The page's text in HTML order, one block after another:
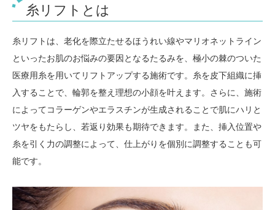
糸リフトとは
糸リフトは、老化を際立たせるほうれい線やマリオネットライン
といったお肌のお悩みの要因となるたるみを、極小の棘のついた
医療用糸を用いてリフトアップする施術です。糸を皮下組織に挿
入することで、輪郭を整え理想の小顔を叶えます。さらに、施術
によってコラーゲンやエラスチンが生成されることで肌にハリと
ツヤをもたらし、若返り効果も期待できます。また、挿入位置や
糸を引く力の調整によって、仕上がりを個別に調整することも可
能です。
アクセス
美容コラム